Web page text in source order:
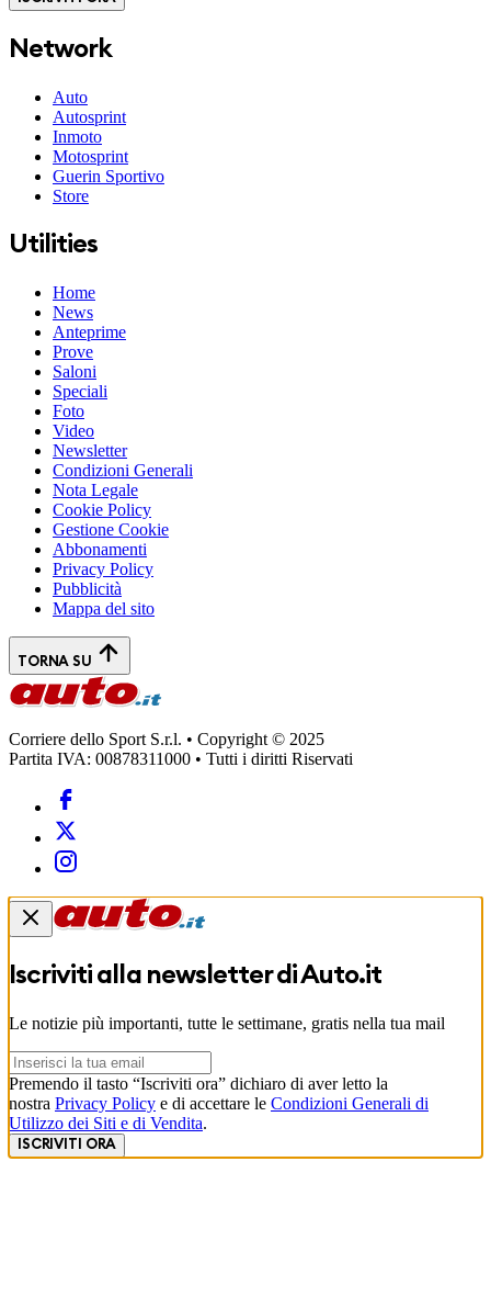
Network
Auto
Autosprint
Inmoto
Motosprint
Guerin Sportivo
Store
Utilities
Home
News
Anteprime
Prove
Saloni
Speciali
Foto
Video
Newsletter
Condizioni Generali
Nota Legale
Cookie Policy
Gestione Cookie
Abbonamenti
Privacy Policy
Pubblicità
Mappa del sito
TORNA SU
Corriere dello Sport S.r.l. • Copyright © 2025
Partita IVA: 00878311000 • Tutti i diritti Riservati
Iscriviti alla newsletter diAuto.it
Le notizie più importanti, tutte le settimane, gratis nella tua mail
Premendo il tasto “Iscriviti ora” dichiaro di aver letto la
nostra Privacy Policy e di accettare le Condizioni Generali di
Utilizzo dei Siti e di Vendita.
ISCRIVITI ORA